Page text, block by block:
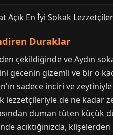
Duraklar
çekildiğinde ve Aydın
gecenin gizemli ve bir o
sadece inciri ve
lezzetçileriyle de ne kadar
duman tüten küçük
acıktığınızda,